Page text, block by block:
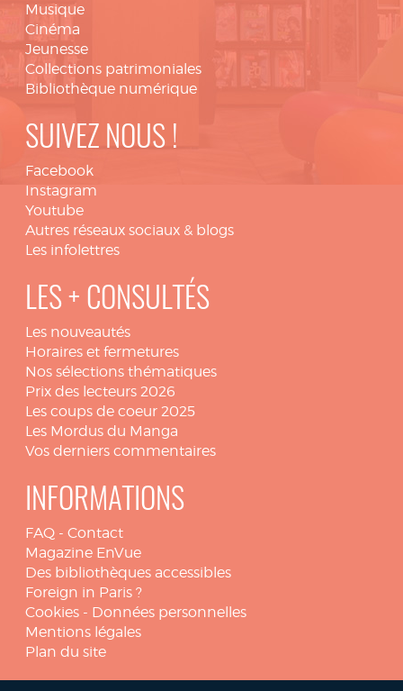
Musique
Cinéma
Jeunesse
Collections patrimoniales
Bibliothèque numérique
SUIVEZ NOUS !
Facebook
Instagram
Youtube
Autres réseaux sociaux & blogs
Les infolettres
LES + CONSULTÉS
Les nouveautés
Horaires et fermetures
Nos sélections thématiques
Prix des lecteurs 2026
Les coups de coeur 2025
Les Mordus du Manga
Vos derniers commentaires
INFORMATIONS
FAQ - Contact
Magazine EnVue
Des bibliothèques accessibles
Foreign in Paris ?
Cookies - Données personnelles
Mentions légales
Plan du site